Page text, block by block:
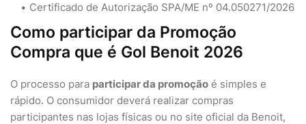
Certificado de Autorização SPA/ME nº 04.050271/2026
Como participar da Promoção
Compra que é Gol Benoit 2026
O processo para participar da promoção é simples e
rápido. O consumidor deverá realizar compras
participantes nas lojas físicas ou no site oficial da Benoit,